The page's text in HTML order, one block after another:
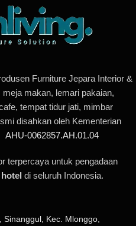
Furniture Jepara Interior &
makan, lemari pakaian,
tempat tidur jati, mimbar
disahkan oleh Kementerian
AHU-0062857.AH.01.04
terpercaya untuk pengadaan
di seluruh Indonesia.
Sinanggul, Kec. Mlonggo,